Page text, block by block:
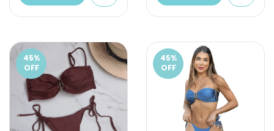
45%
OFF
45%
OFF